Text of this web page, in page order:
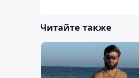
Читайте также